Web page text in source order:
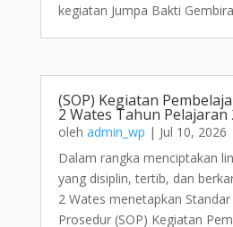
kegiatan Jumpa Bakti
(SOP) Kegiatan
2 Wates Tahun Pelajaran
oleh admin_wp | Jul 10, 2026
Dalam rangka menciptakan
yang disiplin, tertib, dan
2 Wates menetapkan
Prosedur (SOP) Kegiatan